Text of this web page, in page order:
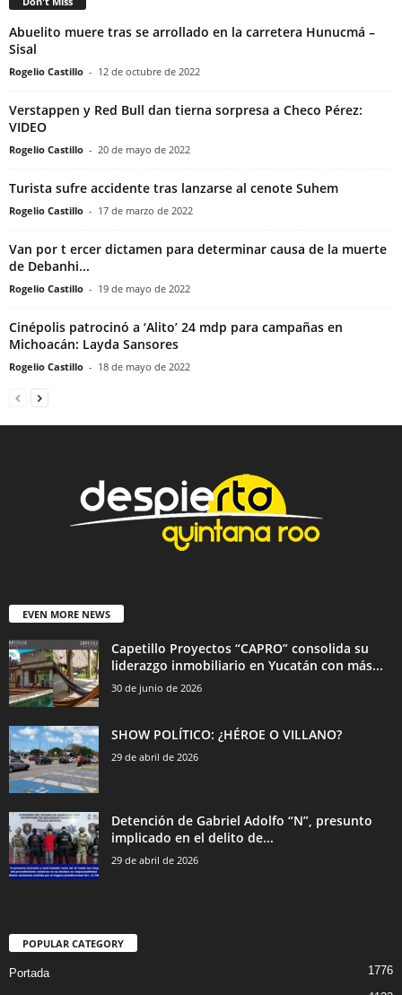
Abuelito muere tras se arrollado en la carretera Hunucmá –
Sisal
Rogelio Castillo - 12 de octubre de 2022
Verstappen y Red Bull dan tierna sorpresa a Checo Pérez:
VIDEO
Rogelio Castillo - 20 de mayo de 2022
Turista sufre accidente tras lanzarse al cenote Suhem
Rogelio Castillo - 17 de marzo de 2022
Van por t ercer dictamen para determinar causa de la muerte
de Debanhi...
Rogelio Castillo - 19 de mayo de 2022
Cinépolis patrocinó a ‘Alito’ 24 mdp para campañas en
Michoacán: Layda Sansores
Rogelio Castillo - 18 de mayo de 2022
EVEN MORE NEWS
Capetillo Proyectos “CAPRO” consolida su
liderazgo inmobiliario en Yucatán con más...
30 de junio de 2026
SHOW POLÍTICO: ¿HÉROE O VILLANO?
29 de abril de 2026
Detención de Gabriel Adolfo “N”, presunto
implicado en el delito de...
29 de abril de 2026
POPULAR CATEGORY
Portada 1776